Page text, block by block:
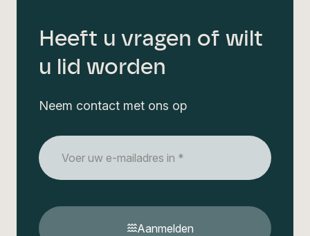
Heeft u vragen of wilt
u lid worden
Neem contact met ons op
E-
mailadres
Aanmelden